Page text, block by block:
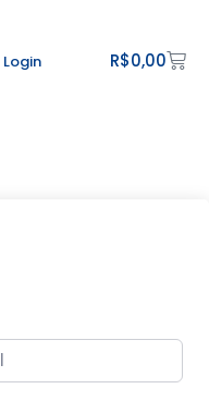
Login R$0,00